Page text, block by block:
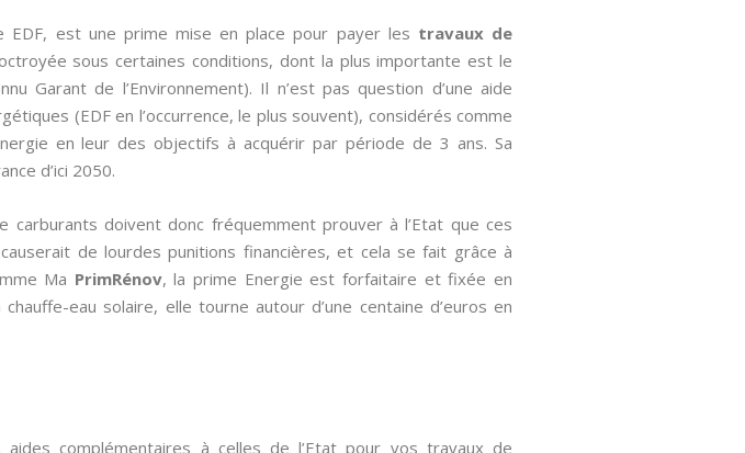
EDF, est une prime mise en place pour payer les travaux de
sous certaines conditions, dont la plus importante est le
Garant de l’Environnement). Il n’est pas question d’une aide
(EDF en l’occurrence, le plus souvent), considérés comme
en leur des objectifs à acquérir par période de 3 ans. Sa
d’ici 2050.
doivent donc fréquemment prouver à l’Etat que ces
de lourdes punitions financières, et cela se fait grâce à
Ma PrimRénov, la prime Energie est forfaitaire et fixée en
eau solaire, elle tourne autour d’une centaine d’euros en
complémentaires à celles de l’Etat pour vos travaux de